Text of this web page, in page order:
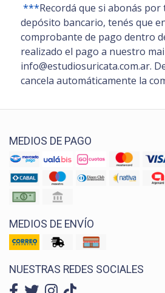
***Recordá que si abonás
depósito bancario, tenés que
comprobante de pago dentro
realizado el pago a nuestro
info@estudiosuricata.com.ar.
cancela automáticamente la
MEDIOS DE PAGO
MEDIOS DE ENVÍO
NUESTRAS REDES SOCIALES